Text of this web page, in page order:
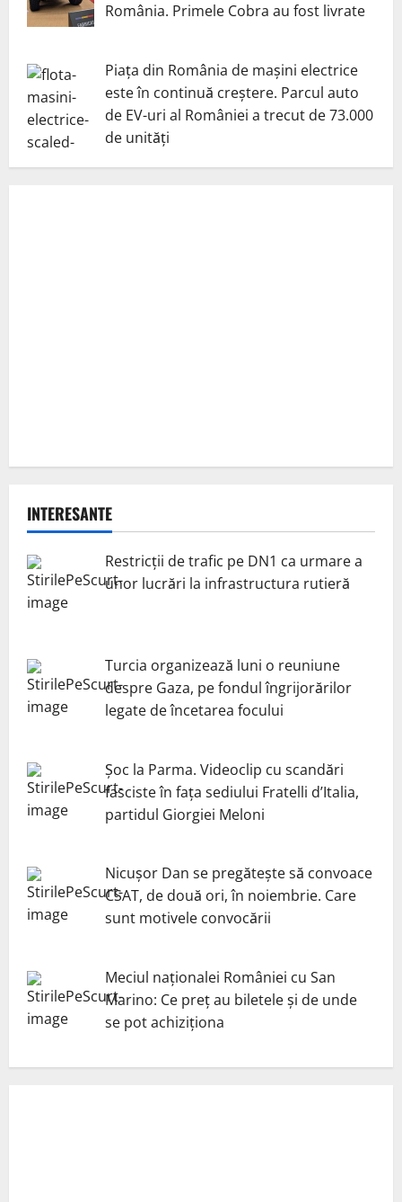
România. Primele Cobra au fost livrate
Piața din România de mașini electrice
este în continuă creștere. Parcul auto
de EV-uri al României a trecut de 73.000
de unități
INTERESANTE
Restricții de trafic pe DN1 ca urmare a
unor lucrări la infrastructura rutieră
Turcia organizează luni o reuniune
despre Gaza, pe fondul îngrijorărilor
legate de încetarea focului
Șoc la Parma. Videoclip cu scandări
fasciste în fața sediului Fratelli d’Italia,
partidul Giorgiei Meloni
Nicuşor Dan se pregăteşte să convoace
CSAT, de două ori, în noiembrie. Care
sunt motivele convocării
Meciul naționalei României cu San
Marino: Ce preț au biletele și de unde
se pot achiziționa